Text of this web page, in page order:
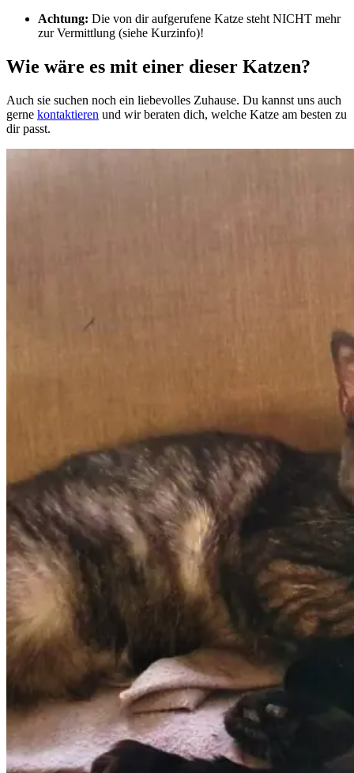
Achtung: Die von dir aufgerufene Katze steht NICHT mehr
zur Vermittlung (siehe Kurzinfo)!
Wie wäre es mit einer dieser Katzen?
Auch sie suchen noch ein liebevolles Zuhause. Du kannst uns auch
gerne kontaktieren und wir beraten dich, welche Katze am besten zu
dir passt.